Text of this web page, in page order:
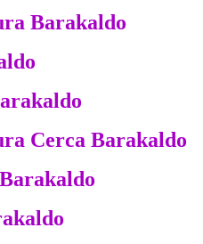
Barakaldo
Cerca Barakaldo